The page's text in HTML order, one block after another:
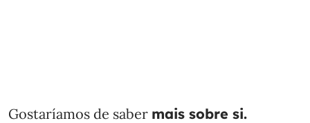
Gostaríamos de saber mais sobre si.